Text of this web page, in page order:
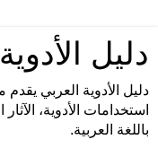
دليل
دليل الأدوية العربي
استخدامات الأدوية،
باللغة العربية.